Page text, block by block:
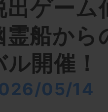
出ゲーム
霊船か
開催！
05/14